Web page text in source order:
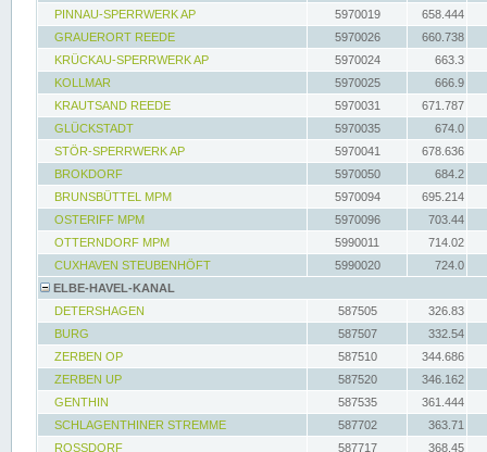
PINNAU-SPERRWERK AP
5970019
658.444
GRAUERORT REEDE
5970026
660.738
KRÜCKAU-SPERRWERK AP
5970024
663.3
KOLLMAR
5970025
666.9
KRAUTSAND REEDE
5970031
671.787
GLÜCKSTADT
5970035
674.0
STÖR-SPERRWERK AP
5970041
678.636
BROKDORF
5970050
684.2
BRUNSBÜTTEL MPM
5970094
695.214
OSTERIFF MPM
5970096
703.44
OTTERNDORF MPM
5990011
714.02
CUXHAVEN STEUBENHÖFT
5990020
724.0
ELBE-HAVEL-KANAL
DETERSHAGEN
587505
326.83
BURG
587507
332.54
ZERBEN OP
587510
344.686
ZERBEN UP
587520
346.162
GENTHIN
587535
361.444
SCHLAGENTHINER STREMME
587702
363.71
ROSSDORF
587717 368.45